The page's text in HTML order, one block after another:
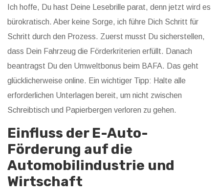
Ich hoffe, Du hast Deine Lesebrille parat, denn jetzt wird es
bürokratisch. Aber keine Sorge, ich führe Dich Schritt für
Schritt durch den Prozess. Zuerst musst Du sicherstellen,
dass Dein Fahrzeug die Förderkriterien erfüllt. Danach
beantragst Du den Umweltbonus beim BAFA. Das geht
glücklicherweise online. Ein wichtiger Tipp: Halte alle
erforderlichen Unterlagen bereit, um nicht zwischen
Schreibtisch und Papierbergen verloren zu gehen.
Einfluss der E-Auto-
Förderung auf die
Automobilindustrie und
Wirtschaft